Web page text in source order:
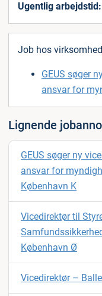
Ugentlig arbejdstid:
Job hos
GEUS søger
ansvar for
Lignende
GEUS søger ny
ansvar for
København K
Vicedirektør til
København Ø
Vicedirektør –